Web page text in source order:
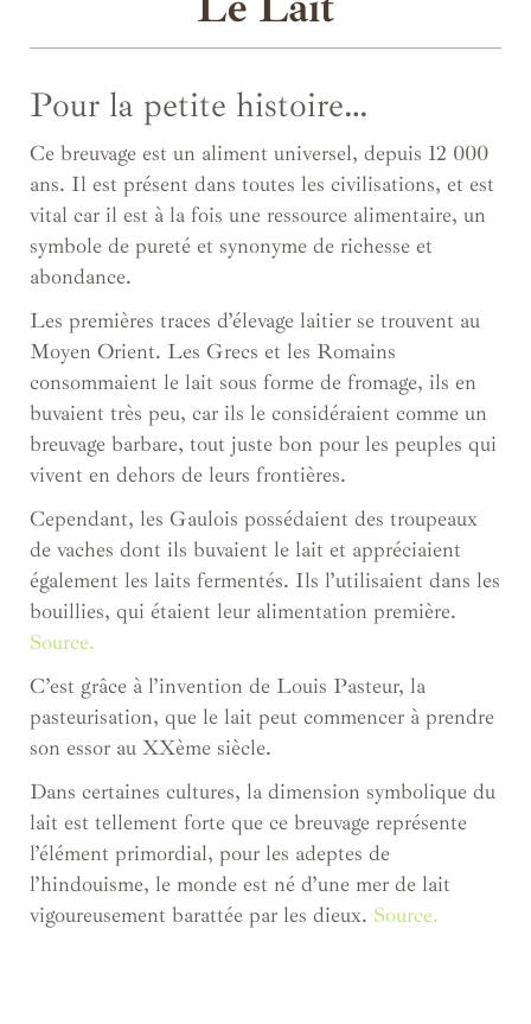
Pour la petite histoire…
Ce breuvage est un aliment universel, depuis 12 000
ans. Il est présent dans toutes les civilisations, et est
vital car il est à la fois une ressource alimentaire, un
symbole de pureté et synonyme de richesse et
abondance.
Les premières traces d’élevage laitier se trouvent au
Moyen Orient. Les Grecs et les Romains
consommaient le lait sous forme de fromage, ils en
buvaient très peu, car ils le considéraient comme un
breuvage barbare, tout juste bon pour les peuples qui
vivent en dehors de leurs frontières.
Cependant, les Gaulois possédaient des troupeaux
de vaches dont ils buvaient le lait et appréciaient
également les laits fermentés. Ils l’utilisaient dans les
bouillies, qui étaient leur alimentation première.
Source.
C’est grâce à l’invention de Louis Pasteur, la
pasteurisation, que le lait peut commencer à prendre
son essor au XXème siècle.
Dans certaines cultures, la dimension symbolique du
lait est tellement forte que ce breuvage représente
l’élément primordial, pour les adeptes de
l’hindouisme, le monde est né d’une mer de lait
vigoureusement barattée par les dieux. Source.